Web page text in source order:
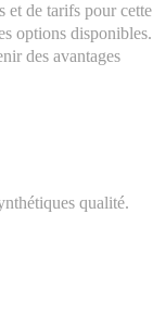
et de tarifs pour cette
options disponibles.
des avantages
qualité.